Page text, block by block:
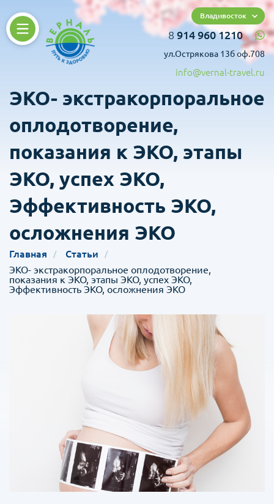
Владивосток
8 914 960 1210
ул.Острякова 13б оф.708
info@vernal-travel.ru
ЭКО- экстракорпоральное
оплодотворение,
показания к ЭКО, этапы
ЭКО, успех ЭКО,
Эффективность ЭКО,
осложнения ЭКО
Главная
Статьи
ЭКО- экстракорпоральное оплодотворение,
показания к ЭКО, этапы ЭКО, успех ЭКО,
Эффективность ЭКО, осложнения ЭКО